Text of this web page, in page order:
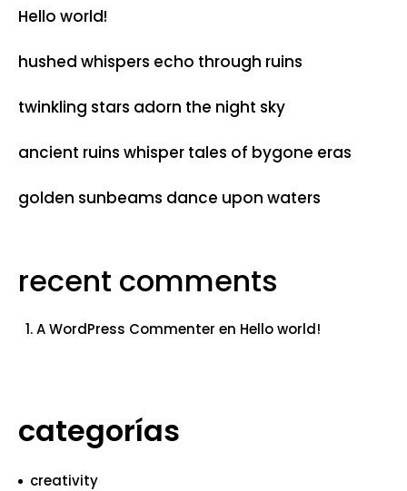
Hello world!
hushed whispers echo through ruins
twinkling stars adorn the night sky
ancient ruins whisper tales of bygone eras
golden sunbeams dance upon waters
recent comments
A WordPress Commenter en Hello world!
categorías
creativity